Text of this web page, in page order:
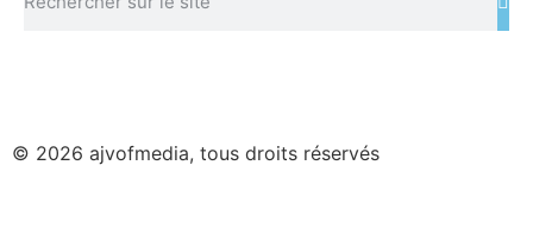
© 2026 ajvofmedia, tous droits réservés